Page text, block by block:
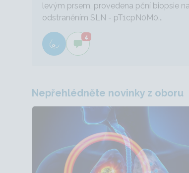
levým prsem, provedena pční biopsie
odstraněním SLN - pT1cpN0M0...
4
Nepřehlédněte novinky z oboru